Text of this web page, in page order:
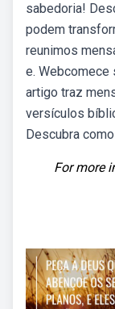
sabedoria!
podem
reunimos
e. Webcomece
artigo traz
versículos
Descubra
For more